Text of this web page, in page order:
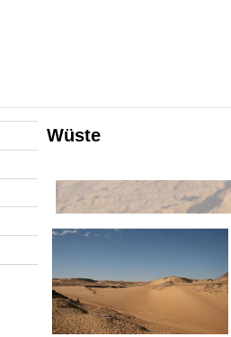
Wüste